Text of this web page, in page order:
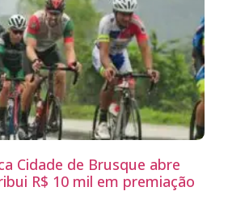
Cidade de Brusque abre
R$ 10 mil em premiação